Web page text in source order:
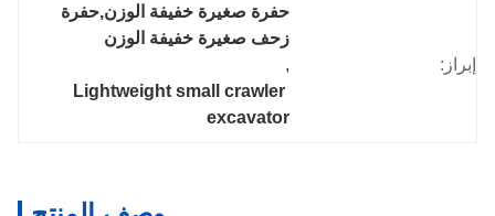
إبراز:
حفرة صغيرة خفيفة الوزن,حفرة
زحف صغيرة خفيفة الوزن
,
Lightweight small crawler
excavator